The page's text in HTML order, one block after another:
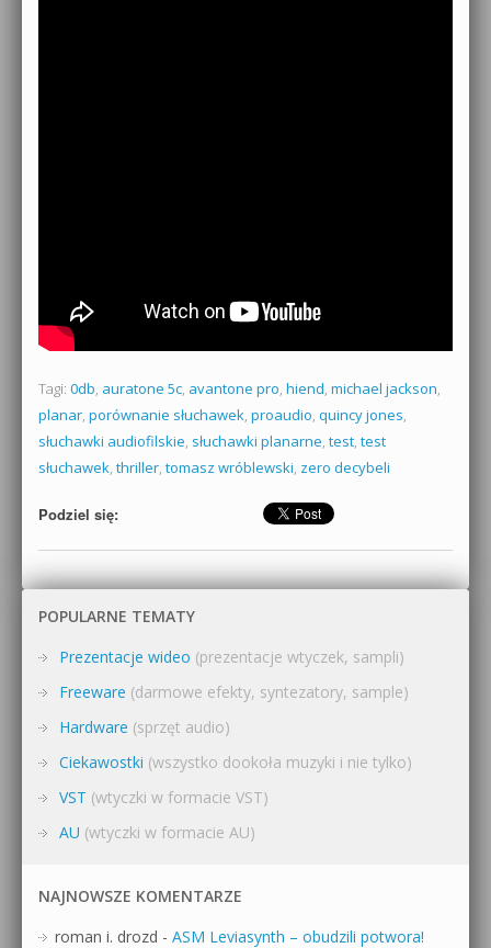
Tagi: 0db, auratone 5c, avantone pro, hiend, michael jackson,
planar, porównanie słuchawek, proaudio, quincy jones,
słuchawki audiofilskie, słuchawki planarne, test, test
słuchawek, thriller, tomasz wróblewski, zero decybeli
Podziel się:
POPULARNE TEMATY
Prezentacje wideo (prezentacje wtyczek, sampli)
Freeware (darmowe efekty, syntezatory, sample)
Hardware (sprzęt audio)
Ciekawostki (wszystko dookoła muzyki i nie tylko)
VST (wtyczki w formacie VST)
AU (wtyczki w formacie AU)
NAJNOWSZE KOMENTARZE
roman i. drozd - ASM Leviasynth – obudzili potwora!